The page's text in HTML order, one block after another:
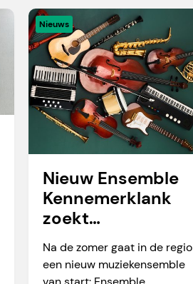
Nieuws
Nieuw Ensemble
Kennemerklank
zoekt
amateurmuzikante
n
Na de zomer gaat in de regio
een nieuw muziekensemble